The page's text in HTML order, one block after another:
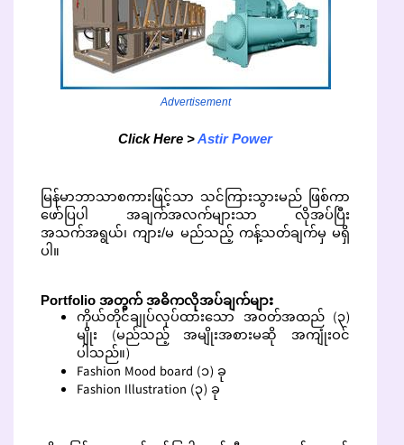
Advertisement
Click Here >Astir Power
မြန်မာဘာသာစကားဖြင့်သာ သင်ကြားသွားမည် ဖြစ်ကာ
ဖော်ပြပါ အချက်အလက်များသာ လိုအပ်ပြီး
အသက်အရွယ်၊ ကျား/မ မည်သည့် ကန့်သတ်ချက်မှ မရှိ
ပါ။
Portfolio အတွက် အဓိကလိုအပ်ချက်များ
ကိုယ်တိုင်ချုပ်လုပ်ထားသော အဝတ်အထည် (၃)
မျိုး (မည်သည့် အမျိုးအစားမဆို အကျုံးဝင်
ပါသည်။)
Fashion Mood board (၁) ခု
Fashion Illustration (၃) ခု